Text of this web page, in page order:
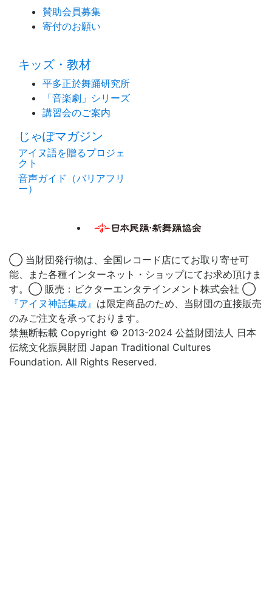
賛助会員募集
寄付のお願い
キッズ・教材
平多正於舞踊研究所
「音楽劇」シリーズ
講習会のご案内
じゃぽマガジン
アイヌ語を贈るプロジェ
クト
音声ガイド（バリアフリ
ー）
◯ 当財団発行物は、全国レコード店にてお取り寄せ可
能、また各種インターネット・ショップにてお求め頂けま
す。◯ 販売：ビクターエンタテインメント株式会社 ◯
『アイヌ神話集成』 は限定商品のため、当財団の直接販売
のみご注文を承っております。
禁無断転載 Copyright © 2013-2024 公益財団法人 日本
伝統文化振興財団 Japan Traditional Cultures
Foundation. All Rights Reserved.